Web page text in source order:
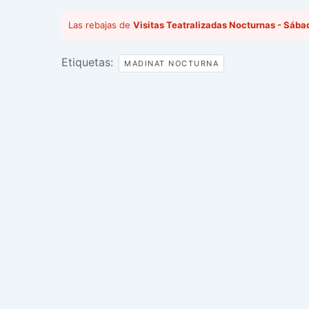
Las rebajas de Visitas Teatralizadas Nocturnas -
Etiquetas: MADINAT NOCTURNA